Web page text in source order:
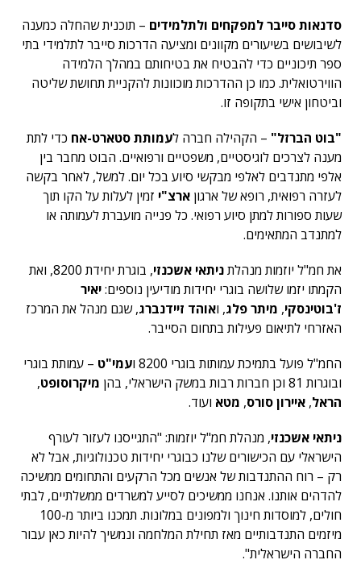
סדנאות סייבר למפקחים ולתלמידים – תוכנית שהחלה כמענה
לשיבושים בשיעורים מקוונים ומציעה הדרכות סייבר לתלמידי בתי
ספר תיכוניים כדי להבטיח את בטיחותם במהלך הלמידה
הווירטואלית. כמו כן ההדרכות מוכוונות להקניית תחושת שליטה
וביטחון אישי בתקופה זו.
"בוט הברזל" – הקהילה חברה לעמותת סטארט-אח כדי לתת
מענה לצרכים לוגיסטיים, משפטיים ורפואיים. הבוט מחבר בין
אלפי מתנדבים לאלפי מבקשי סיוע בכל יום. למשל, לאחר בקשה
לעזרה רפואית, רופא של ארגון ארצ"י זמין לעלות על הקו תוך
שעות ספורות למתן סיוע רפואי. כל פנייה מועברת לעמותה או
למתנדב המתאימים.
את חמ"ל יוזמות מנהלתניתאי אשכנזי
, בוגרת יחידת 8200, ואת
הקמתו יזמו שלושה בוגרי יחידות מודיעין נוספים:יאיר
ז'בוטינסקי, מיתר פלג, ואוהד זיידנברג, שגם מנהל את המרכז
האזרחי לתיאום פעילות בתחום הסייבר.
החמ"ל פועל בתמיכת עמותות בוגרי 8200 ו
עמי"ט – עמותת בוגרי
ובוגרות 81 וכן חברות רבות במשק הישראלי, בהן
מיקרוסופט,
הראל, איירון סורס, מטא ועוד.
ניתאי אשכנזי, מנהלת חמ"ל יוזמות: "התגייסנו לעזור לעורף
הישראלי עם הכישורים שלנו כבוגרי יחידות טכנולוגיות, אבל לא
רק – רוח ההתנדבות של אנשים מכל הרקעים והתחומים ממשיכה
להדהים אותנו. אנחנו ממשיכים לסייע למשרדים ממשלתיים, לבתי
חולים, למוסדות חינוך ולמפונים במלונות. תמכנו ביותר מ-100
מיזמים התנדבותיים מאז תחילת המלחמה ונמשיך להיות כאן עבור
החברה הישראלית".